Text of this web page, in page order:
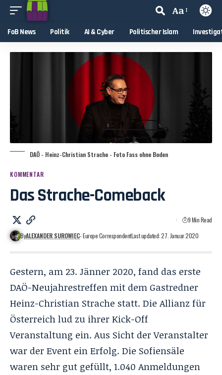
Aa
FoB News Politik AI & Cyber Politischer Islam
DAÖ - Heinz-Christian Strache - Foto Fass ohne Boden
KOMMENTAR
Das Strache-Comeback
ByALEXANDER SUROWIEC- Europe CorrespondentLast updated: 27. Januar 2020
9 Min Read
Gestern, am 23. Jänner 2020, fand das erste
DAÖ-Neujahrestreffen mit dem Gastredner
Heinz-Christian Strache statt. Die Allianz für
Österreich lud zu ihrer Kick-Off
Veranstaltung ein. Aus Sicht der Veranstalter
war der Event ein Erfolg. Die Sofiensäle
waren sehr gut gefüllt, 1.040 Anmeldungen